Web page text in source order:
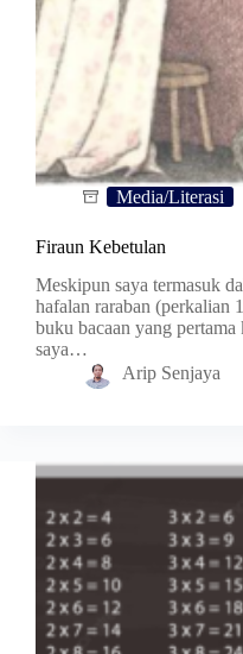
Media/Literasi
Firaun Kebetulan
Meskipun saya termasuk
hafalan raraban (perkalian
buku bacaan yang
saya…
Arip Senjaya